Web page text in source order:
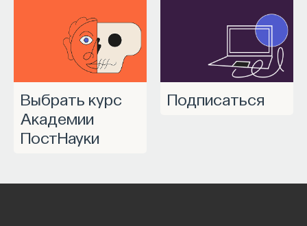
Выбрать курс
Академии
ПостНауки
Подписаться